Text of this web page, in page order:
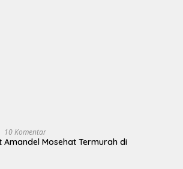
10 Komentar
Amandel Mosehat Termurah di